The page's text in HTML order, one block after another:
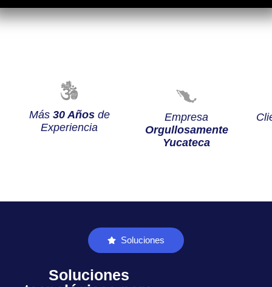
Más 30 Añosde
Experiencia
Empresa
Orgullosamente
Yucateca
Soluciones
Soluciones